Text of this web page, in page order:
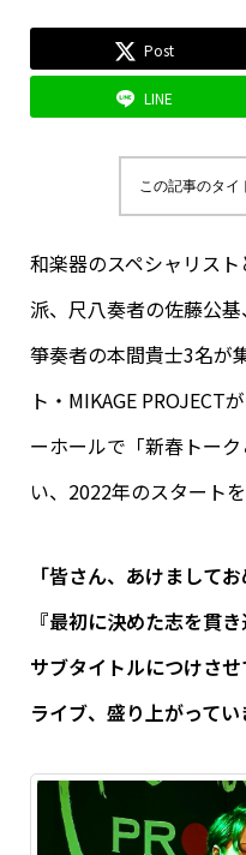
Post
LINE
この記事のタイ
和楽器のスペシャリス
派、尺八奏者の佐藤公基
箏奏者の本間貴士3名が
ト・MIKAGE PROJECT
ーホールで「新春トー
い、2022年のスタートを
「皆さん、あけまして
『最初に決めた志を貫
サブタイトルにつけさ
ライブ、盛り上がってい